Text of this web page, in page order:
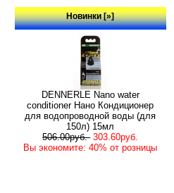
Новинки [»]
DENNERLE Nano water
conditioner Нано Кондиционер
для водопроводной воды (для
150л) 15мл
506.00руб. 303.60руб.
Вы экономите: 40% от розницы